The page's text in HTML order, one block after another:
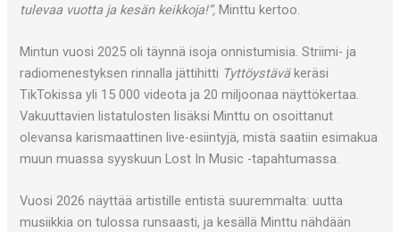
tulevaa vuotta ja kesän keikkoja!”, Minttu kertoo.
Mintun vuosi 2025 oli täynnä isoja onnistumisia. Striimi- ja
radiomenestyksen rinnalla jättihitti Tyttöystäväkeräsi
TikTokissa yli 15 000 videota ja 20 miljoonaa näyttökertaa.
Vakuuttavien listatulosten lisäksi Minttu on osoittanut
olevansa karismaattinen live-esiintyjä, mistä saatiin esimakua
muun muassa syyskuun Lost In Music -tapahtumassa.
Vuosi 2026 näyttää artistille entistä suuremmalta: uutta
musiikkia on tulossa runsaasti, ja kesällä Minttu nähdään